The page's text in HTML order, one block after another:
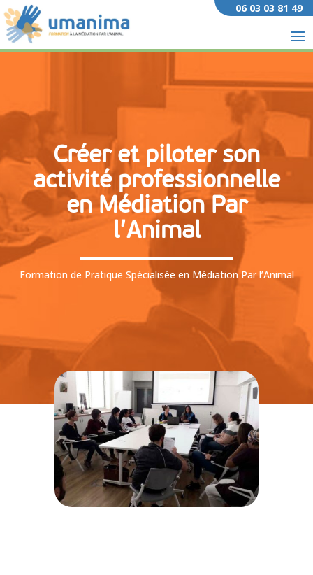
06 03 03 81 49
Créer et piloter son
activité professionnelle
en Médiation Par
l’Animal
Formation de Pratique Spécialisée en Médiation Par l’Animal